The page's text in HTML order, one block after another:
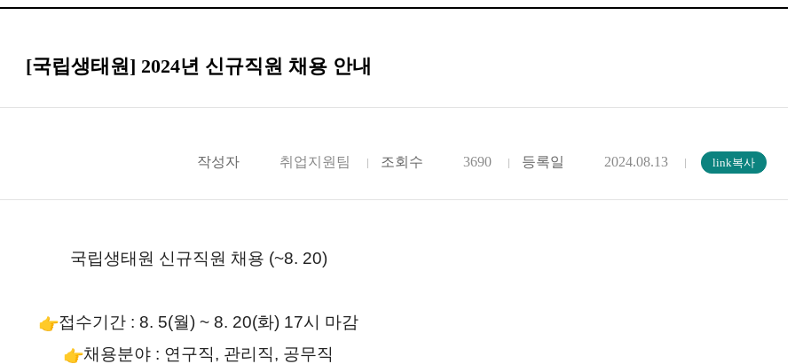
[국립생태원] 2024년 신규직원 채용 안내
작성자 취업지원팀 조회수 3690 등록일 2024.08.13
국립생태원 신규직원 채용 (~8. 20)
접수기간 : 8. 5(월) ~ 8. 20(화) 17시 마감
채용분야 : 연구직, 관리직, 공무직